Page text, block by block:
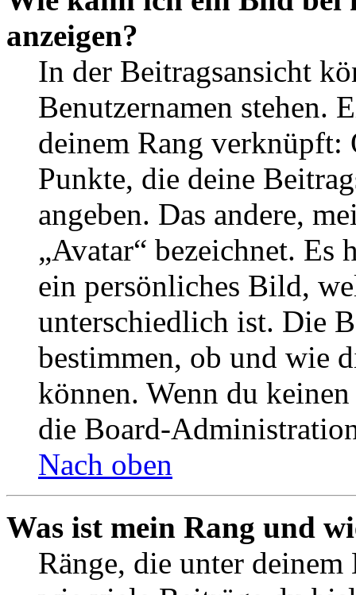
anzeigen?
In der Beitragsansicht
Benutzernamen stehen.
deinem Rang verknüpft:
Punkte, die deine
angeben. Das andere,
„Avatar“ bezeichnet. Es
ein persönliches Bild,
unterschiedlich ist. Die
bestimmen, ob und wie
können. Wenn du
die Board-
Nach oben
Was ist mein Rang und
Ränge, die unter deinem